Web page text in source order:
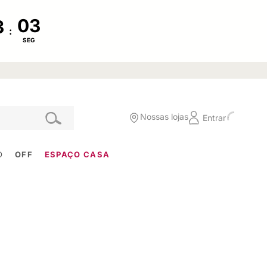
:
SEG
Nossas lojas Entrar
OFF ESPAÇO CASA